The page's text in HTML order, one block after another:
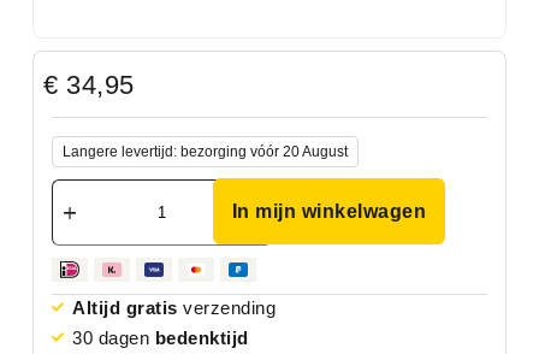
€ 34,95
Langere levertijd: bezorging vóór 20 August
In mijn winkelwagen
Altijd gratis verzending
30 dagen bedenktijd